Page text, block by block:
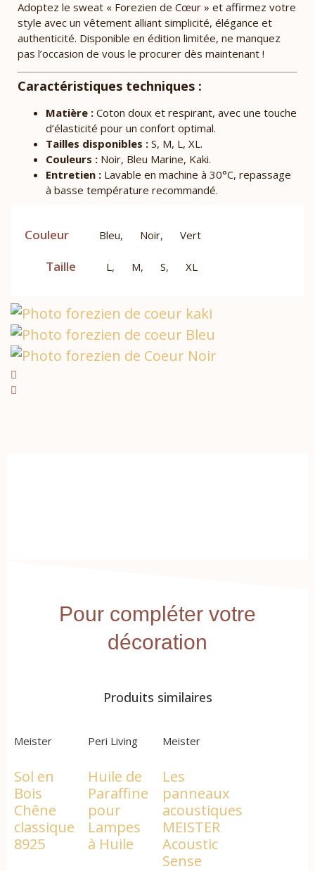
Adoptez le sweat « Forezien de Cœur » et affirmez votre
style avec un vêtement alliant simplicité, élégance et
authenticité. Disponible en édition limitée, ne manquez
pas l’occasion de vous le procurer dès maintenant !
Caractéristiques techniques :
Matière : Coton doux et respirant, avec une touche
d’élasticité pour un confort optimal.
Tailles disponibles : S, M, L, XL.
Couleurs : Noir, Bleu Marine, Kaki.
Entretien : Lavable en machine à 30°C, repassage
à basse température recommandé.
Couleur Bleu, Noir, Vert
Taille L , M, S, XL
Pour compléter votre
décoration
Produits similaires
Meister
Sol en
Bois
Chêne
classique
8925
Peri Living
Huile de
Paraffine
pour
Lampes
à Huile
Meister
Les
panneaux
acoustiques
MEISTER
Acoustic
Sense